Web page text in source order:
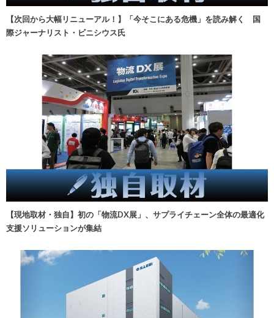
【次回から大幅リニューアル！】「今そこにある危機」を読み解く 国
際ジャーナリスト・ビニシウス氏
【現地取材・独自】初の「物流DX展」、サプライチェーン全体の最適化
支援ソリューションが集結